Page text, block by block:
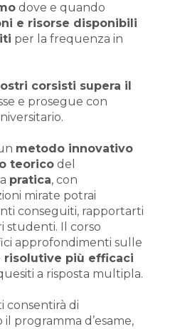
dove e quando
e risorse disponibili
per la frequenza in
corsisti supera il
e prosegue con
metodo innovativo
teorico del
pratica, con
mirate potrai
conseguiti, rapportarti
studenti. Il corso
approfondimenti sulle
più efficaci
a risposta multipla.
consentirà di
programma d’esame,